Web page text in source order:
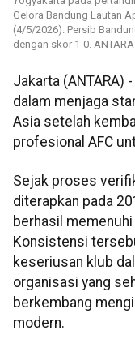
Gelora Bandung Lautan
(4/5/2026). Persib
dengan skor 1-0.
Jakarta (ANTARA)
dalam menjaga
Asia setelah
profesional AFC
Sejak proses
diterapkan pada
berhasil
Konsistensi
keseriusan klub
organisasi yang
berkembang
modern.